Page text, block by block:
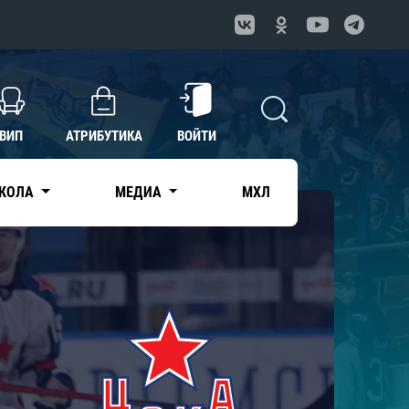
ВИП АТРИБУТИКА ВОЙТИ
МЕДИА МХЛ